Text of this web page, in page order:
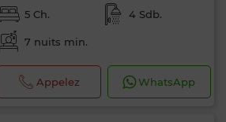
5 Ch. 4 Sdb.
7 nuits min.
Appelez WhatsApp